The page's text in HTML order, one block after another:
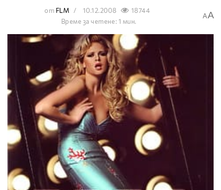
от FLM 10.12.2008
18744
Време за четене: 1 мин.
AA